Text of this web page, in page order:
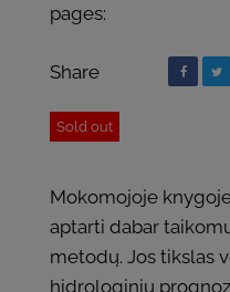
pages:
Share
Sold out
Mokomojoje
aptarti dabar
metodų. Jos tikslas
hidrologinių